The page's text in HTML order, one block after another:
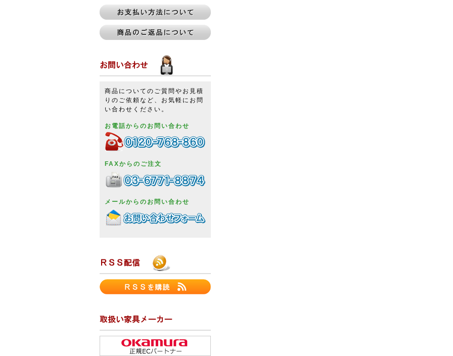
商品についてのご質問やお見積
りのご依頼など、お気軽にお問
い合わせください。
お電話からのお問い合わせ
FAXからのご注文
メールからのお問い合わせ